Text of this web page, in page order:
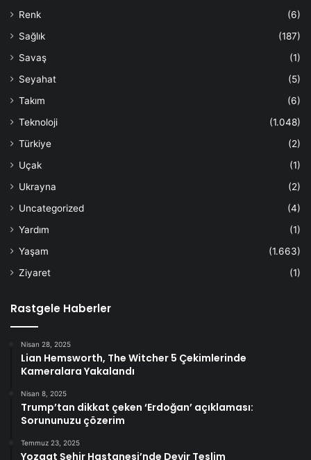
Renk
(6)
Sağlık
(187)
Savaş
(1)
Seyahat
(5)
Takım
(6)
Teknoloji
(1.048)
Türkiye
(2)
Uçak
(1)
Ukrayna
(2)
Uncategorized
(4)
Yardım
(1)
Yaşam
(1.663)
Ziyaret
(1)
Rastgele Haberler
Nisan 28, 2025
Lian Hemsworth, The Witcher 5 Çekimlerinde
Kameralara Yakalandı
Nisan 8, 2025
Trump’tan dikkat çeken ‘Erdoğan’ açıklaması:
Sorununuzu çözerim
Temmuz 23, 2025
Yozgat Şehir Hastanesi’nde Devir Teslim